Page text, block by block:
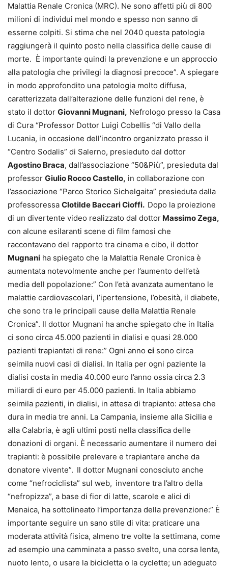
Malattia Renale Cronica (MRC). Ne sono affetti più di 800
milioni di individui mel mondo e spesso non sanno di
esserne colpiti. Si stima che nel 2040 questa patologia
raggiungerà il quinto posto nella classifica delle cause di
morte. È importante quindi la prevenzione e un approccio
alla patologia che privilegi la diagnosi precoce”. A spiegare
in modo approfondito una patologia molto diffusa,
caratterizzata dall’alterazione delle funzioni del rene, è
stato il dottor Giovanni Mugnani, Nefrologo presso la Casa
di Cura “Professor Dottor Luigi Cobellis “di Vallo della
Lucania, in occasione dell’incontro organizzato presso il
“Centro Sodalis” di Salerno, presieduto dal dottor
Agostino Braca, dall’associazione “50&Più”, presieduta dal
professor Giulio Rocco Castello, in collaborazione con
l’associazione “Parco Storico Sichelgaita” presieduta dalla
professoressa Clotilde Baccari Cioffi. Dopo la proiezione
di un divertente video realizzato dal dottor Massimo Zega,
con alcune esilaranti scene di film famosi che
raccontavano del rapporto tra cinema e cibo, il dottor
Mugnani ha spiegato che la Malattia Renale Cronica è
aumentata notevolmente anche per l’aumento dell’età
media dell popolazione:” Con l’età avanzata aumentano le
malattie cardiovascolari, l’ipertensione, l’obesità, il diabete,
che sono tra le principali cause della Malattia Renale
Cronica”. Il dottor Mugnani ha anche spiegato che in Italia
ci sono circa 45.000 pazienti in dialisi e quasi 28.000
pazienti trapiantati di rene:” Ogni anno ci sono circa
seimila nuovi casi di dialisi. In Italia per ogni paziente la
dialisi costa in media 40.000 euro l’anno ossia circa 2.3
miliardi di euro per 45.000 pazienti. In Italia abbiamo
seimila pazienti, in dialisi, in attesa di trapianto: attesa che
dura in media tre anni. La Campania, insieme alla Sicilia e
alla Calabria, è agli ultimi posti nella classifica delle
donazioni di organi. È necessario aumentare il numero dei
trapianti: è possibile prelevare e trapiantare anche da
donatore vivente”. Il dottor Mugnani conosciuto anche
come “nefrociclista” sul web, inventore tra l’altro della
“nefropizza”, a base di fior di latte, scarole e alici di
Menaica, ha sottolineato l’importanza della prevenzione:” È
importante seguire un sano stile di vita: praticare una
moderata attività fisica, almeno tre volte la settimana, come
ad esempio una camminata a passo svelto, una corsa lenta,
nuoto lento, o usare la bicicletta o la cyclette; un adeguato